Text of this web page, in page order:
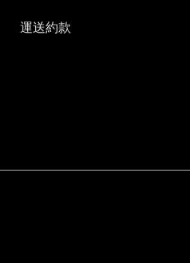
運送約款